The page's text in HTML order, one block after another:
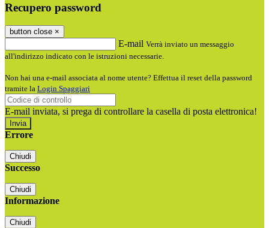
Recupero password
button close ×
E-mail Verrà inviato un messaggio
all'indirizzo indicato con le istruzioni necessarie.
Non hai una e-mail associata al nome utente? Effettua il reset della password
tramite la Login Spaggiari
E-mail inviata, si prega di controllare la casella di posta elettronica!
Errore
Chiudi
Successo
Chiudi
Informazione
Chiudi